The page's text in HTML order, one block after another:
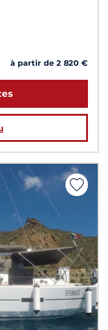
à partir de 2 820 €